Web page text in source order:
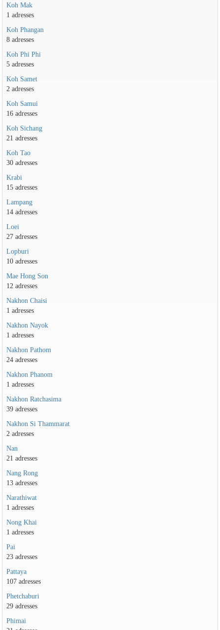
Koh Mak
1 adresses
Koh Phangan
8 adresses
Koh Phi Phi
5 adresses
Koh Samet
2 adresses
Koh Samui
16 adresses
Koh Sichang
21 adresses
Koh Tao
30 adresses
Krabi
15 adresses
Lampang
14 adresses
Loei
27 adresses
Lopburi
10 adresses
Mae Hong Son
12 adresses
Nakhon Chaisi
1 adresses
Nakhon Nayok
1 adresses
Nakhon Pathom
24 adresses
Nakhon Phanom
1 adresses
Nakhon Ratchasima
39 adresses
Nakhon Si Thammarat
2 adresses
Nan
21 adresses
Nang Rong
13 adresses
Narathiwat
1 adresses
Nong Khai
1 adresses
Pai
23 adresses
Pattaya
107 adresses
Phetchaburi
29 adresses
Phimai